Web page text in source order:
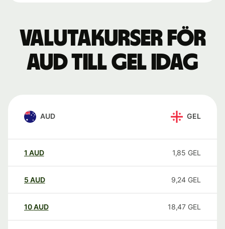
Valutakurser för
AUD till GEL idag
AUD GEL
1 AUD 1,85 GEL
5 AUD 9,24 GEL
10AUD 18,47 GEL